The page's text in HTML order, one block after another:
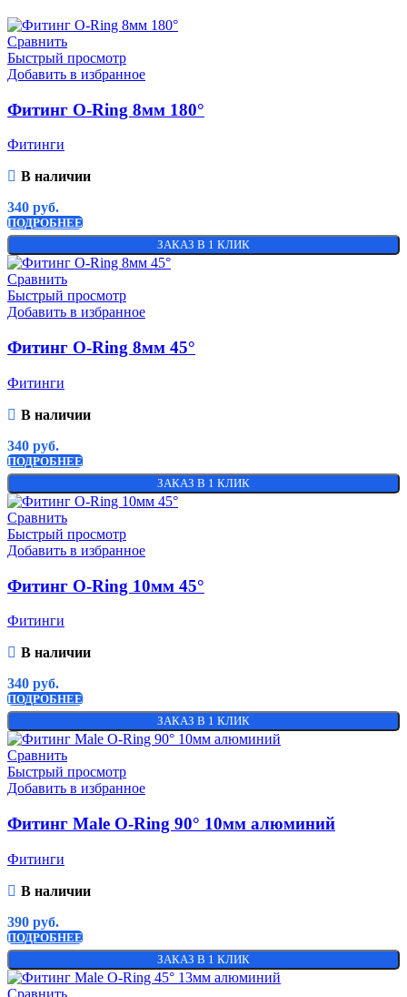
Сравнить
Быстрый просмотр
Добавить в избранное
Фитинг O-Ring 8мм 180°
Фитинги
В наличии
340 руб.
ПОДРОБНЕЕ
ЗАКАЗ В 1 КЛИК
Сравнить
Быстрый просмотр
Добавить в избранное
Фитинг O-Ring 8мм 45°
Фитинги
В наличии
340 руб.
ПОДРОБНЕЕ
ЗАКАЗ В 1 КЛИК
Сравнить
Быстрый просмотр
Добавить в избранное
Фитинг O-Ring 10мм 45°
Фитинги
В наличии
340 руб.
ПОДРОБНЕЕ
ЗАКАЗ В 1 КЛИК
Сравнить
Быстрый просмотр
Добавить в избранное
Фитинг Male O-Ring 90° 10мм алюминий
Фитинги
В наличии
390 руб.
ПОДРОБНЕЕ
ЗАКАЗ В 1 КЛИК
Сравнить